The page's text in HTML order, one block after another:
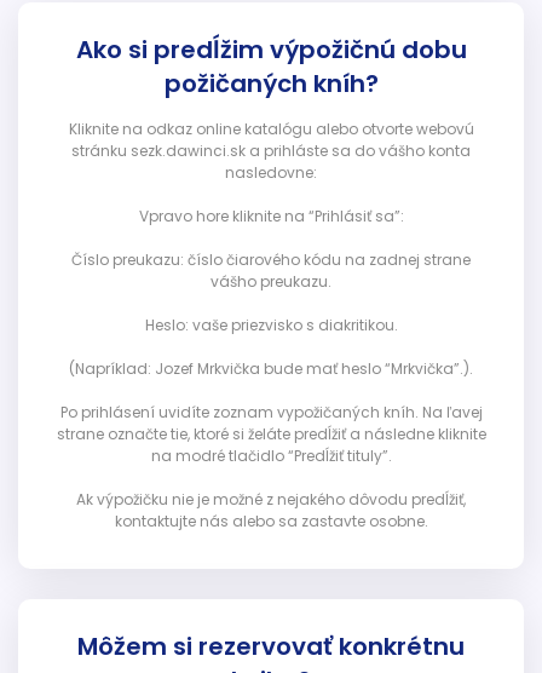
Ako si predĺžim výpožičnú dobu
požičaných kníh?
Kliknite na odkaz online katalógu alebo otvorte webovú
stránku sezk.dawinci.sk a prihláste sa do vášho konta
nasledovne:
Vpravo hore kliknite na “Prihlásiť sa”:
Číslo preukazu: číslo čiarového kódu na zadnej strane
vášho preukazu.
Heslo: vaše priezvisko s diakritikou.
(Napríklad: Jozef Mrkvička bude mať heslo “Mrkvička”.).
Po prihlásení uvidíte zoznam vypožičaných kníh. Na ľavej
strane označte tie, ktoré si želáte predĺžiť a následne kliknite
na modré tlačidlo “Predĺžiť tituly”.
Ak výpožičku nie je možné z nejakého dôvodu predĺžiť,
kontaktujte nás alebo sa zastavte osobne.
Môžem si rezervovať konkrétnu